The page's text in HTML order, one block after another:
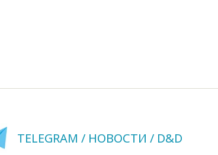
TELEGRAM / НОВОСТИ / D&D